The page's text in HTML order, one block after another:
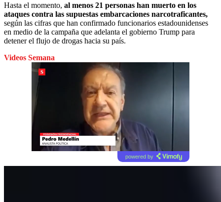
Hasta el momento, al menos 21 personas han muerto en los
ataques contra las supuestas embarcaciones narcotraficantes,
según las cifras que han confirmado funcionarios estadounidenses
en medio de la campaña que adelanta el gobierno Trump para
detener el flujo de drogas hacia su país.
Videos Semana
powered by